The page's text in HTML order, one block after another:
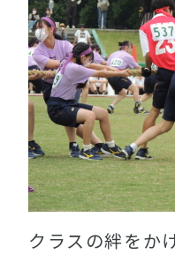
クラスの絆をか